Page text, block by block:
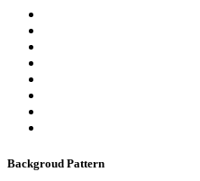
Backgroud Pattern